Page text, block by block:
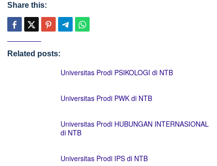
Share this:
Related posts:
Universitas Prodi PSIKOLOGI di NTB
Universitas Prodi PWK di NTB
Universitas Prodi HUBUNGAN INTERNASIONAL
di NTB
Universitas Prodi IPS di NTB